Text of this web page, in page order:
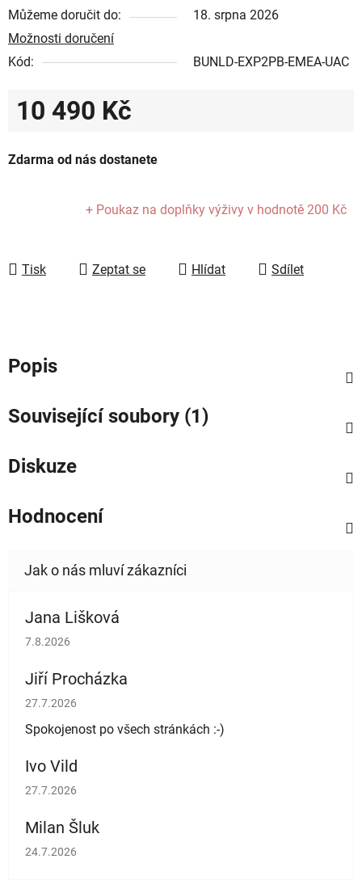
Můžeme doručit do:
18. srpna 2026
Možnosti doručení
Kód:
BUNLD-EXP2PB-EMEA-UAC
10 490 Kč
Zdarma od nás dostanete
+ Poukaz na doplňky výživy v hodnotě 200 Kč
Tisk Zeptat se Hlídat Sdílet
Popis
Související soubory (1)
Diskuze
Hodnocení
Jana Lišková
Hodnocení obchodu je 5 z 5 hvězdiček.
7.8.2026
Jiří Procházka
Hodnocení obchodu je 5 z 5 hvězdiček.
27.7.2026
Spokojenost po všech stránkách :-)
Ivo Vild
Hodnocení obchodu je 5 z 5 hvězdiček.
27.7.2026
Milan Šluk
Hodnocení obchodu je 5 z 5 hvězdiček.
24.7.2026